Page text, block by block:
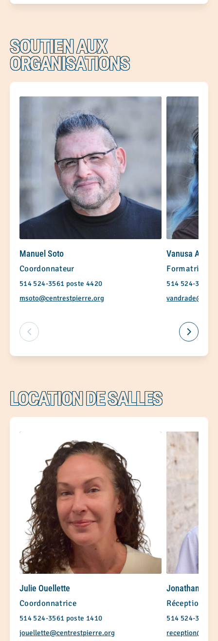
SOUTIEN AUX
ORGANISATIONS
Manuel Soto
Coordonnateur
514 524-3561 poste 4420
msoto@centrestpierre.org
Vanusa
Formatrice
514 524-3561
LOCATION DE SALLES
Julie Ouellette
Coordonnatrice
514 524-3561 poste 1410
jouellette@centrestpierre.org
Jonathan
514 524-3561